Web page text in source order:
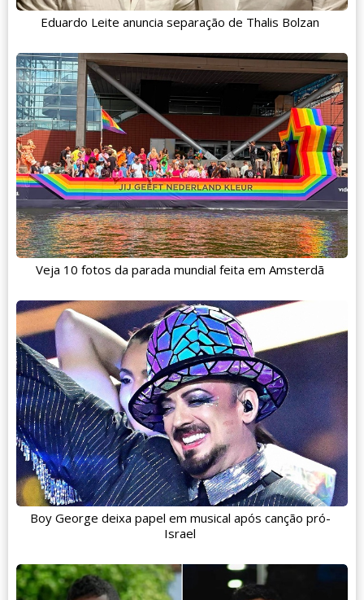
Eduardo Leite anuncia separação de Thalis Bolzan
Veja 10 fotos da parada mundial feita em Amsterdã
Boy George deixa papel em musical após canção pró-
Israel